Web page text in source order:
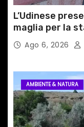
l
i
L’Udinese
maglia per la
Ago 6, 2026
AMBIENTE & NATURA